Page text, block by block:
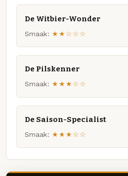
De Witbier-Wonder
Smaak: ★★☆☆☆
De Pilskenner
Smaak: ★★★☆☆
De Saison-Specialist
Smaak: ★★★☆☆